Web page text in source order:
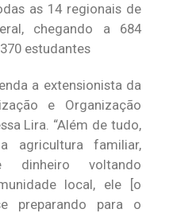
as 14 regionais de
chegando a 684
estudantes
a extensionista da
e Organização
Lira. “Além de tudo,
agricultura familiar,
dinheiro voltando
local, ele [o
preparando para o